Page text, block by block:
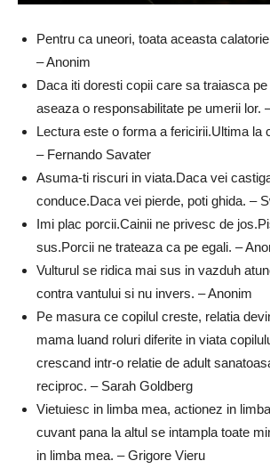
Pentru ca uneori, toata aceasta
– Anonim
Daca iti doresti copii care sa traiasca pe
aseaza o responsabilitate pe umerii lor.
Lectura este o forma a fericirii.Ultima la
– Fernando Savater
Asuma-ti riscuri in viata.Daca vei
conduce.Daca vei pierde, poti ghida. –
Imi plac porcii.Cainii ne privesc de
sus.Porcii ne trateaza ca pe egali. –
Vulturul se ridica mai sus in vazduh
contra vantului si nu invers. – Anonim
Pe masura ce copilul creste, relatia
mama luand roluri diferite in viata
crescand intr-o relatie de adult
reciproc. – Sarah Goldberg
Vietuiesc in limba mea, actionez in
cuvant pana la altul se intampla toate
in limba mea. – Grigore Vieru